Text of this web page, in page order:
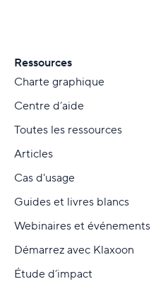
Ressources
Charte graphique
Centre d’aide
Toutes les ressources
Articles
Cas d'usage
Guides et livres blancs
Webinaires et événements
Démarrez avec Klaxoon
Étude d’impact